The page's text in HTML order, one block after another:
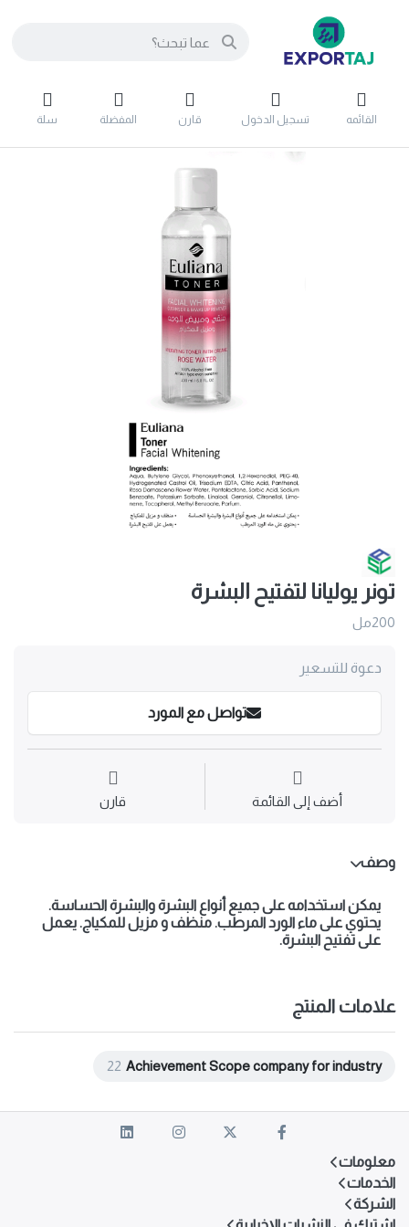
القائمه تسجيل الدخول قارن المفضلة سلة
تونر يوليانا لتفتيح البشرة
200مل
دعوة للتسعير
تواصل مع المورد
أضف إلى القائمة قارن
وصف
يمكن استخدامه على جميع أنواع البشرة والبشرة الحساسة.
يحتوي على ماء الورد المرطب. منظف و مزيل للمكياج. يعمل
على تفتيح البشرة.
علامات المنتج
Achievement Scope company for industry
22
معلومات
الخدمات
الشركة